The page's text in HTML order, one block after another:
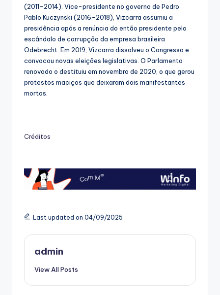
(2011-2014). Vice-presidente no governo de Pedro
Pablo Kuczynski (2016-2018), Vizcarra assumiu a
presidência após a renúncia do então presidente pelo
escândalo de corrupção da empresa brasileira
Odebrecht. Em 2019, Vizcarra dissolveu o Congresso e
convocou novas eleições legislativas. O Parlamento
renovado o destituiu em novembro de 2020, o que gerou
protestos maciços que deixaram dois manifestantes
mortos.
Créditos
Last updated on 04/09/2025
admin
View All Posts